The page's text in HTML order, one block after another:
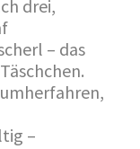
drei,
– das
–